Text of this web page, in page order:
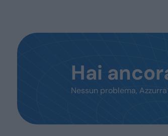
Hai
Nessun problema,